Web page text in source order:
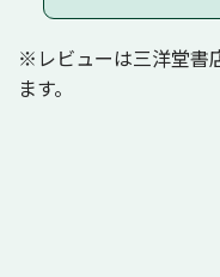
※レビューは三洋堂書
ます。